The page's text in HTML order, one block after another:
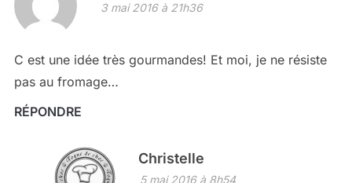
3 mai 2016 à 21h36
C est une idée très gourmandes! Et moi, je ne résiste
pas au fromage…
RÉPONDRE
Christelle
5 mai 2016 à 8h54